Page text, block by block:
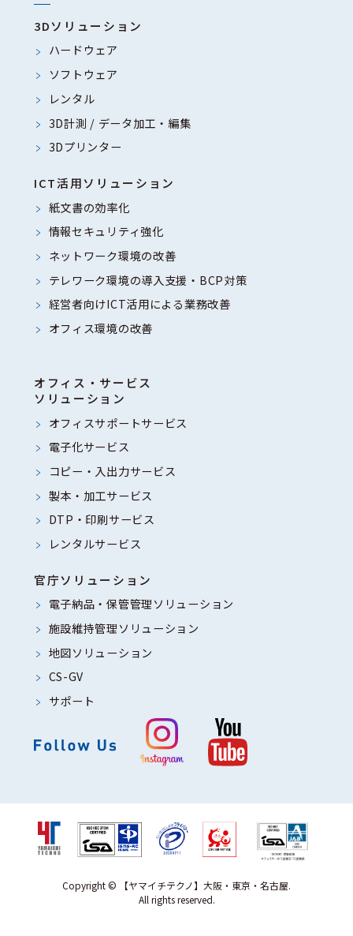
3Dソリューション
ハードウェア
ソフトウェア
レンタル
3D計測 / データ加工・編集
3Dプリンター
ICT活用ソリューション
紙文書の効率化
情報セキュリティ強化
ネットワーク環境の改善
テレワーク環境の導入支援・BCP対策
経営者向けICT活用による業務改善
オフィス環境の改善
オフィス・サービス
ソリューション
オフィスサポートサービス
電子化サービス
コピー・入出力サービス
製本・加工サービス
DTP・印刷サービス
レンタルサービス
官庁ソリューション
電子納品・保管管理ソリューション
施設維持管理ソリューション
地図ソリューション
CS-GV
サポート
Copyright © 【ヤマイチテクノ】大阪・東京・名古屋.
All rights reserved.